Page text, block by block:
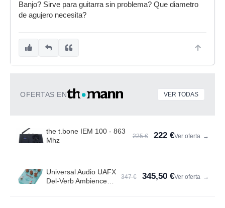
Banjo? Sirve para guitarra sin problema? Que diametro
de agujero necesita?
OFERTAS EN VER TODAS
the t.bone IEM 100 - 863
Mhz
225 € 222 €Ver oferta →
Universal Audio UAFX
Del-Verb Ambience
347 € 345,50 €Ver oferta →